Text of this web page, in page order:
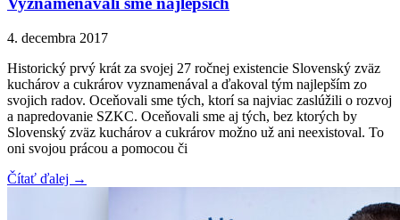
4. decembra 2017
Historický prvý krát za svojej 27 ročnej existencie Slovenský zväz
kuchárov a cukrárov vyznamenával a ďakoval tým najlepším zo
svojich radov. Oceňovali sme tých, ktorí sa najviac zaslúžili o rozvoj
a napredovanie SZKC. Oceňovali sme aj tých, bez ktorých by
Slovenský zväz kuchárov a cukrárov možno už ani neexistoval. To
oni svojou prácou a pomocou či
Čítať ďalej →